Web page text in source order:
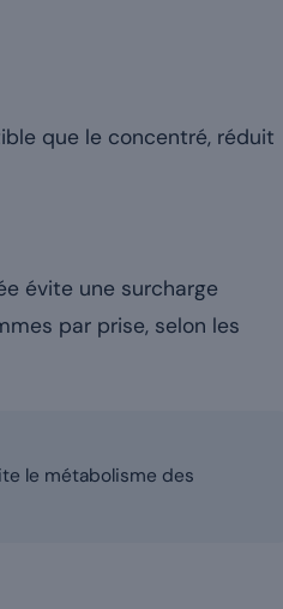
que le concentré, réduit
évite une surcharge
par prise, selon les
le métabolisme des